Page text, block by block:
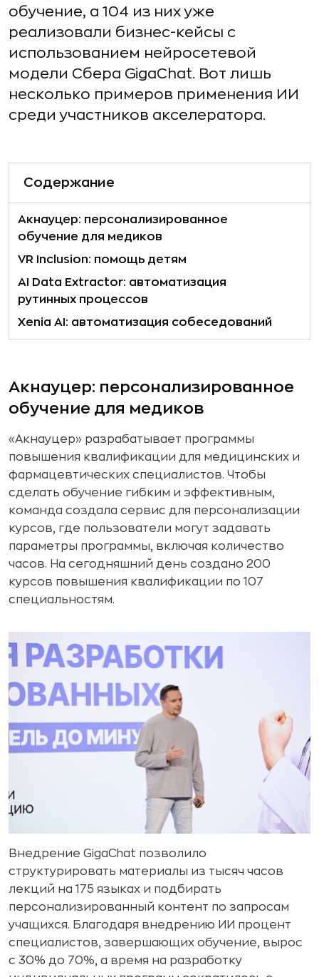
обучение, а 104 из них уже
реализовали бизнес-кейсы с
использованием нейросетевой
модели Сбера GigaChat. Вот лишь
несколько примеров применения ИИ
среди участников акселератора.
Содержание
Акнауцер: персонализированное
обучение для медиков
VR Inclusion: помощь детям
AI Data Extractor: автоматизация
рутинных процессов
Xenia AI: автоматизация собеседований
Акнауцер: персонализированное
обучение для медиков
«Акнауцер» разрабатывает программы
повышения квалификации для медицинских и
фармацевтических специалистов. Чтобы
сделать обучение гибким и эффективным,
команда создала сервис для персонализации
курсов, где пользователи могут задавать
параметры программы, включая количество
часов. На сегодняшний день создано 200
курсов повышения квалификации по 107
специальностям.
Внедрение GigaChat позволило
структурировать материалы из тысяч часов
лекций на 175 языках и подбирать
персонализированный контент по запросам
учащихся. Благодаря внедрению ИИ процент
специалистов, завершающих обучение, вырос
с 30% до 70%, а время на разработку